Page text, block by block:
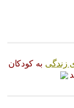
زندگی به کودکان